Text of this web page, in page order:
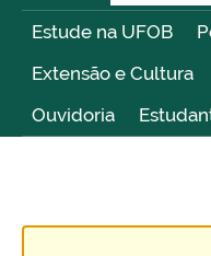
Estude na UFOB
Extensão e Cultura
Ouvidoria